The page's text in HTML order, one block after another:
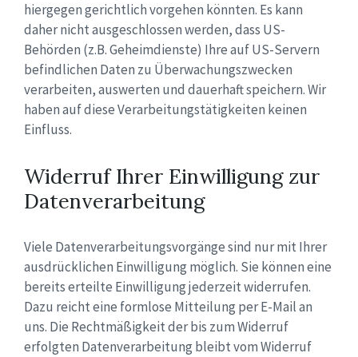
hiergegen gerichtlich vorgehen könnten. Es kann
daher nicht ausgeschlossen werden, dass US-
Behörden (z.B. Geheimdienste) Ihre auf US-Servern
befindlichen Daten zu Überwachungszwecken
verarbeiten, auswerten und dauerhaft speichern. Wir
haben auf diese Verarbeitungstätigkeiten keinen
Einfluss.
Widerruf Ihrer Einwilligung zur
Datenverarbeitung
Viele Datenverarbeitungsvorgänge sind nur mit Ihrer
ausdrücklichen Einwilligung möglich. Sie können eine
bereits erteilte Einwilligung jederzeit widerrufen.
Dazu reicht eine formlose Mitteilung per E-Mail an
uns. Die Rechtmäßigkeit der bis zum Widerruf
erfolgten Datenverarbeitung bleibt vom Widerruf